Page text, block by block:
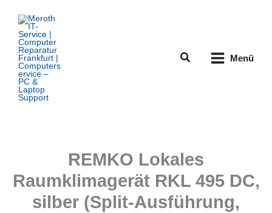
Inhalt
springen
Suchen Menü
REMKO Lokales
Raumklimagerät RKL 495 DC,
silber (Split-Ausführung,